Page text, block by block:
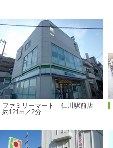
ファミリーマート 仁川駅前店
約121m／2分